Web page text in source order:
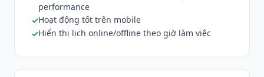
performance
Hoạt động tốt trên mobile
Hiển thị lịch online/offline theo giờ làm việc